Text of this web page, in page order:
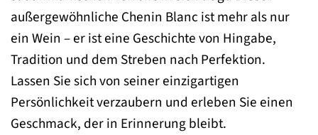
außergewöhnliche Chenin Blanc ist mehr als nur
ein Wein – er ist eine Geschichte von Hingabe,
Tradition und dem Streben nach Perfektion.
Lassen Sie sich von seiner einzigartigen
Persönlichkeit verzaubern und erleben Sie einen
Geschmack, der in Erinnerung bleibt.